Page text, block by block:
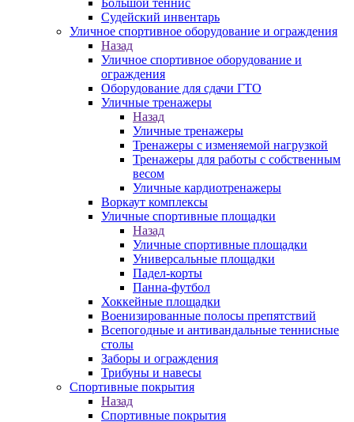
Большой теннис
Судейский инвентарь
Уличное спортивное оборудование и ограждения
Назад
Уличное спортивное оборудование и
ограждения
Оборудование для сдачи ГТО
Уличные тренажеры
Назад
Уличные тренажеры
Тренажеры с изменяемой нагрузкой
Тренажеры для работы с собственным
весом
Уличные кардиотренажеры
Воркаут комплексы
Уличные спортивные площадки
Назад
Уличные спортивные площадки
Универсальные площадки
Падел-корты
Панна-футбол
Хоккейные площадки
Военизированные полосы препятствий
Всепогодные и антивандальные теннисные
столы
Заборы и ограждения
Трибуны и навесы
Спортивные покрытия
Назад
Спортивные покрытия